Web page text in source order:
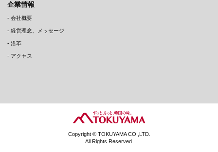
企業情報
- 会社概要
- 経営理念、メッセージ
- 沿革
- アクセス
Copyright © TOKUYAMA CO.,LTD.
All Rights Reserved.